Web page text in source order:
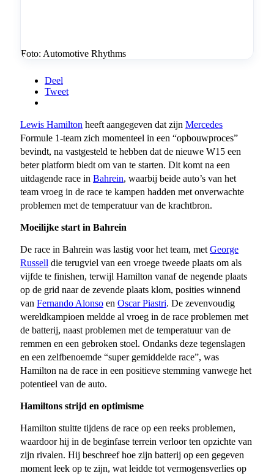
Foto: Automotive Rhythms
Deel
Tweet
Lewis Hamilton heeft aangegeven dat zijn Mercedes
Formule 1-team zich momenteel in een “opbouwproces”
bevindt, na vastgesteld te hebben dat de nieuwe W15 een
beter platform biedt om van te starten. Dit komt na een
uitdagende race in Bahrein, waarbij beide auto’s van het
team vroeg in de race te kampen hadden met onverwachte
problemen met de temperatuur van de krachtbron.
Moeilijke start in Bahrein
De race in Bahrein was lastig voor het team, met George
Russell die terugviel van een vroege tweede plaats om als
vijfde te finishen, terwijl Hamilton vanaf de negende plaats
op de grid naar de zevende plaats klom, posities winnend
van Fernando Alonso en Oscar Piastri. De zevenvoudig
wereldkampioen meldde al vroeg in de race problemen met
de batterij, naast problemen met de temperatuur van de
remmen en een gebroken stoel. Ondanks deze tegenslagen
en een zelfbenoemde “super gemiddelde race”, was
Hamilton na de race in een positieve stemming vanwege het
potentieel van de auto.
Hamiltons strijd en optimisme
Hamilton stuitte tijdens de race op een reeks problemen,
waardoor hij in de beginfase terrein verloor ten opzichte van
zijn rivalen. Hij beschreef hoe zijn batterij op een gegeven
moment leek op te zijn, wat leidde tot vermogensverlies op